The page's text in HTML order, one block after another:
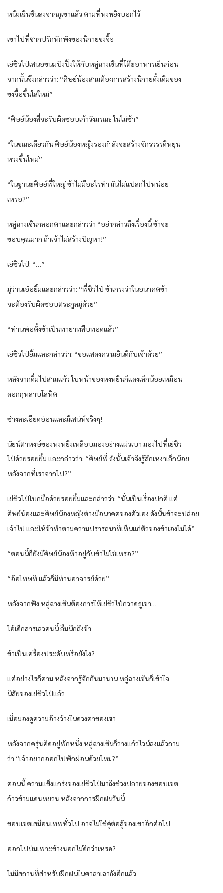
หนิงเฉินซินลงจากภูเขาแล้ว ตามที่หงหยิงบอกไว้
เขาไปที่ซากปรักหักพังของนิกายขงจื๊อ
เย่ชิวไป่เสนอขนมปังปิ้งให้กับหลู่ฉางเซินที่โต๊ะอาหารเย็นก่อน
จากนั้นจึงกล่าวว่า: “ศิษย์น้องสามต้องการสร้างนิกายดั้งเดิมของ
ขงจื้อขึ้นใสใหม่”
“ศิษย์น้องสี่จะรับผิดชอบเก้าวังมรณะ ในไม่ช้า”
“ในขณะเดียวกัน ศิษย์น้องหญิงรองกำลังจะสร้างจักรวรรดิหยุน
หวงขึ้นใหม่”
“ในฐานะศิษย์พี่ใหญ่ ข้าไม่มีอะไรทำ มันไม่แปลกไปหน่อย
เหรอ?”
หลู่ฉางเซินกลอกตาและกล่าวว่า “อย่ากล่าวถึงเรื่องนี้ ข้าจะ
ขอบคุณมาก ถ้าเจ้าไม่สร้างปัญหา!”
เย่ชิวไป่: “…”
มู่ว่านเอ๋อยิ้มและกล่าวว่า: “พี่ชิวไป่ ข้าเกรงว่าในอนาคตข้า
จะต้องรับผิดชอบตระกูลมู่ด้วย”
“ท่านพ่อตั้งข้าเป็นทายาทสืบทอดแล้ว”
เย่ชิวไป่ยิ้มและกล่าวว่า: “ขอแสดงความยินดีกับเจ้าด้วย”
หลังจากดื่มไปสามแก้ว ใบหน้าของหงหยินก็แดงเล็กน้อยเหมือน
ดอกกุหลาบโลหิต
ช่างละเอียดอ่อนและมีเสน่ห์จริงๆ!
นัยน์ตาหงษ์ของหงหยิงเหลือบมองอย่างแผ่วเบา มองไปที่เย่ชิว
ไป่ด้วยรอยยิ้ม และกล่าวว่า: “ศิษย์พี่ ดังนั้นเจ้าจึงรู้สึกเหงาเล็กน้อย
หลังจากที่เราจากไป?”
เย่ชิวไป่โบกมือด้วยรอยยิ้มและกล่าวว่า: “นั่นเป็นเรื่องปกติ แต่
ศิษย์น้องและศิษย์น้องหญิงต่างมีอนาคตของตัวเอง ดังนั้นข้าจะปล่อย
เจ้าไป และให้ข้าทำตามความปรารถนาที่เห็นแก่ตัวของข้าเองไม่ได้”
“ตอนนี้ก็ยังมีศิษย์น้องห้าอยู่กับข้าไม่ใช่เหรอ?”
“อ้อโทษที แล้วก็มีท่านอาจารย์ด้วย”
หลังจากฟัง หลู่ฉางเซินต้องการให้เย่ชิวไป่กวาดภูเขา…
ไอ้เด็กสารเลวคนนี้ ลืมนึกถึงข้า
ข้าเป็นเครื่องประดับหรือยังไง?
แต่อย่างไรก็ตาม หลังจากรู้จักกันมานาน หลู่ฉางเซินก็เข้าใจ
นิสัยของเย่ชิวไป่แล้ว
เมื่อมองดูความอ้างว้างในดวงตาของเขา
หลังจากครุ่นคิดอยู่พักหนึ่ง หลู่ฉางเซินก็วางแก้วไวน์ลงแล้วถาม
ว่า “เจ้าอยากออกไปพักผ่อนด้วยไหม?”
ตอนนี้ ความแข็งแกร่งของเย่ชิวไป่มาถึงช่วงปลายของขอบเขต
ก้าวข้ามแดนหยวน หลังจากการฝึกฝนวันนี้
ขอบเขตเสมือนเทพทั่วไป อาจไม่ใช่คู่ต่อสู้ของเขาอีกต่อไป
ออกไปบ่มเพาะข้างนอกไม่ดีกว่าเหรอ?
ไม่มีสถานที่สำหรับฝึกฝนในศาลาเฉาถังอีกแล้ว